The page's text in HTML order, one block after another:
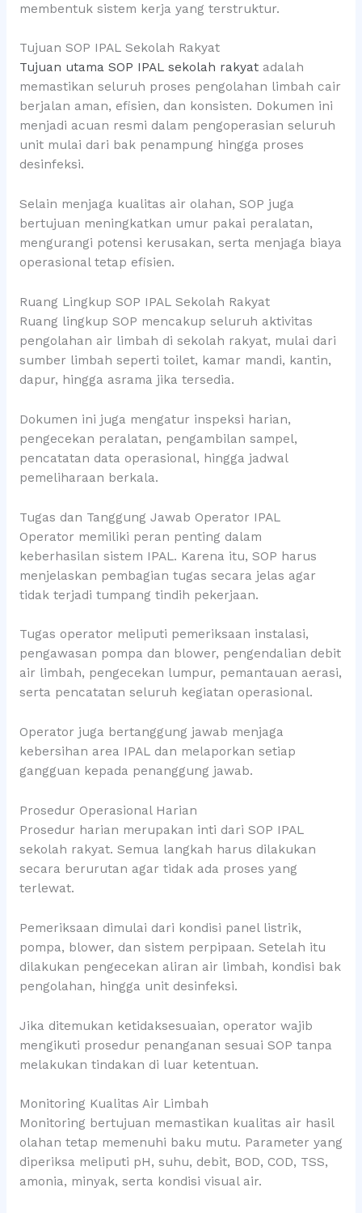
membentuk sistem kerja yang terstruktur.
Tujuan SOP IPAL Sekolah Rakyat
Tujuan utama SOP IPAL sekolah rakyatadalah
memastikan seluruh proses pengolahan limbah cair
berjalan aman, efisien, dan konsisten. Dokumen ini
menjadi acuan resmi dalam pengoperasian seluruh
unit mulai dari bak penampung hingga proses
desinfeksi.
Selain menjaga kualitas air olahan, SOP juga
bertujuan meningkatkan umur pakai peralatan,
mengurangi potensi kerusakan, serta menjaga biaya
operasional tetap efisien.
Ruang Lingkup SOP IPAL Sekolah Rakyat
Ruang lingkup SOP mencakup seluruh aktivitas
pengolahan air limbah di sekolah rakyat, mulai dari
sumber limbah seperti toilet, kamar mandi, kantin,
dapur, hingga asrama jika tersedia.
Dokumen ini juga mengatur inspeksi harian,
pengecekan peralatan, pengambilan sampel,
pencatatan data operasional, hingga jadwal
pemeliharaan berkala.
Tugas dan Tanggung Jawab Operator IPAL
Operator memiliki peran penting dalam
keberhasilan sistem IPAL. Karena itu, SOP harus
menjelaskan pembagian tugas secara jelas agar
tidak terjadi tumpang tindih pekerjaan.
Tugas operator meliputi pemeriksaan instalasi,
pengawasan pompa dan blower, pengendalian debit
air limbah, pengecekan lumpur, pemantauan aerasi,
serta pencatatan seluruh kegiatan operasional.
Operator juga bertanggung jawab menjaga
kebersihan area IPAL dan melaporkan setiap
gangguan kepada penanggung jawab.
Prosedur Operasional Harian
Prosedur harian merupakan inti dari SOP IPAL
sekolah rakyat. Semua langkah harus dilakukan
secara berurutan agar tidak ada proses yang
terlewat.
Pemeriksaan dimulai dari kondisi panel listrik,
pompa, blower, dan sistem perpipaan. Setelah itu
dilakukan pengecekan aliran air limbah, kondisi bak
pengolahan, hingga unit desinfeksi.
Jika ditemukan ketidaksesuaian, operator wajib
mengikuti prosedur penanganan sesuai SOP tanpa
melakukan tindakan di luar ketentuan.
Monitoring Kualitas Air Limbah
Monitoring bertujuan memastikan kualitas air hasil
olahan tetap memenuhi baku mutu. Parameter yang
diperiksa meliputi pH, suhu, debit, BOD, COD, TSS,
amonia, minyak, serta kondisi visual air.